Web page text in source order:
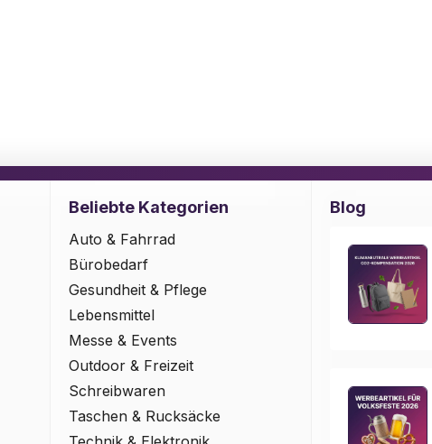
Beliebte Kategorien
Auto & Fahrrad
Bürobedarf
Gesundheit & Pflege
Lebensmittel
Messe & Events
Outdoor & Freizeit
Schreibwaren
Taschen & Rucksäcke
Blog